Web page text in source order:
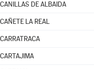
CANILLAS DE ALBAIDA
CAÑETE LA REAL
CARRATRACA
CARTAJIMA